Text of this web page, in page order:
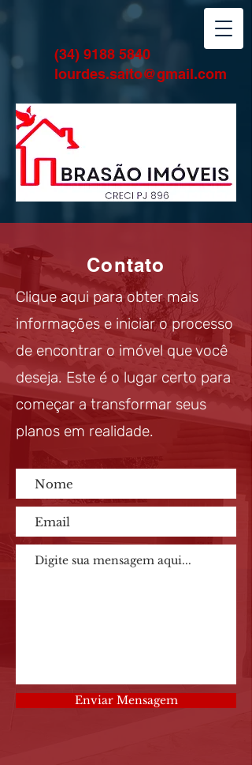
(34) 9188 5840
lourdes.saito@gmail.com
Contato
Clique aqui para obter mais
informações e iniciar o processo
de encontrar o imóvel que você
deseja. Este é o lugar certo para
começar a transformar seus
planos em realidade.
Enviar Mensagem